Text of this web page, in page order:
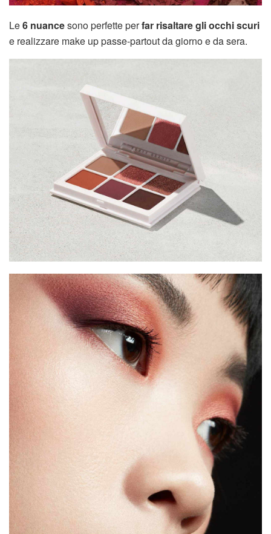
Le6 nuancesono perfette perfar risaltare gli occhi scuri
e realizzare make up passe-partout da giorno e da sera.